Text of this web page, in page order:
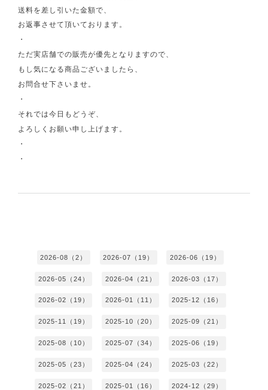
送料を差し引いた金額で、
お返事させて頂いております。
・
ただ実店舗での販売が優先となりますので、
もし気になる商品ございましたら、
お問合せ下さいませ。
・
それでは今日もどうぞ、
よろしくお願い申し上げます。
・
・
2026-08（2） 2026-07（19） 2026-06（19）
2026-05（24） 2026-04（21） 2026-03（17）
2026-02（19） 2026-01（11） 2025-12（16）
2025-11（19） 2025-10（20） 2025-09（21）
2025-08（10） 2025-07（34） 2025-06（19）
2025-05（23） 2025-04（24） 2025-03（22）
2025-02（21） 2025-01（16） 2024-12（29）